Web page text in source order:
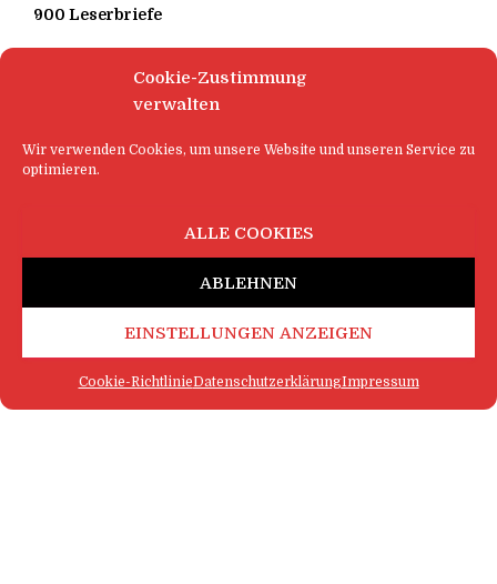
Cookie-Zustimmung
verwalten
Wir verwenden Cookies, um unsere Website und unseren Service zu
optimieren.
ALLE COOKIES
ABLEHNEN
EINSTELLUNGEN ANZEIGEN
Cookie-RichtlinieDatenschutzerklärungImpressum
900 Leserbriefe